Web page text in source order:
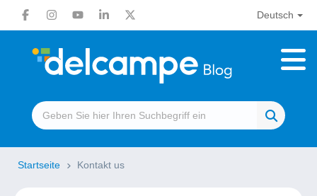
Deutsch
Startseite Kontakt us